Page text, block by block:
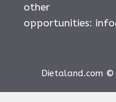
other
opportunities:
Dietaland.com ©